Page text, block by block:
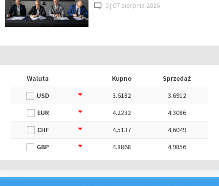
0 | 07 sierpnia 2026
Waluta Kupno
Sprzedaż
USD
3.6182
3.6912
EUR
4.2232
4.3086
CHF
4.5137
4.6049
GBP
4.8868 4.9856